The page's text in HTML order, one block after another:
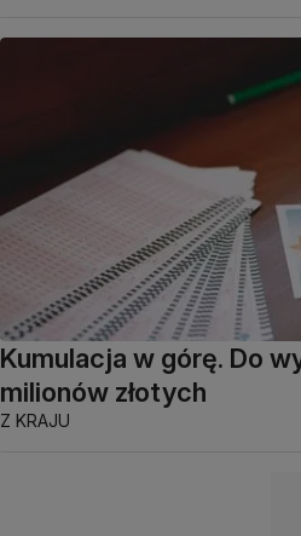
Kumulacja w górę. Do
milionów złotych
Z KRAJU